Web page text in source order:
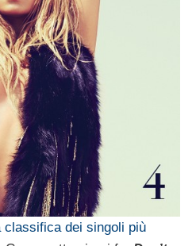
classifica dei singoli più